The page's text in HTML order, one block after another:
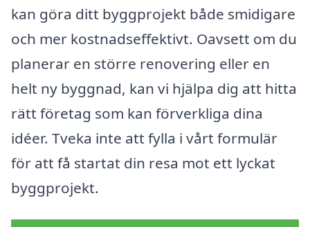
kan göra ditt byggprojekt både smidigare
och mer kostnadseffektivt. Oavsett om du
planerar en större renovering eller en
helt ny byggnad, kan vi hjälpa dig att hitta
rätt företag som kan förverkliga dina
idéer. Tveka inte att fylla i vårt formulär
för att få startat din resa mot ett lyckat
byggprojekt.